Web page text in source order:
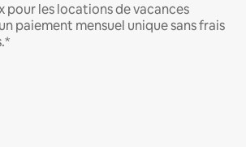
pour les locations de vacances
paiement mensuel unique sans frais